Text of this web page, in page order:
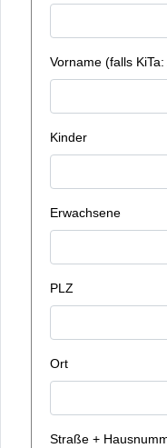
Vorname (falls
Kinder
Erwachsene
PLZ
Ort
Straße +